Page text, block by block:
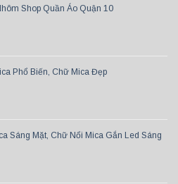
Shop Quần Áo Quận 10
Phổ Biến, Chữ Mica Đẹp
Sáng Mặt, Chữ Nổi Mica Gắn Led Sáng